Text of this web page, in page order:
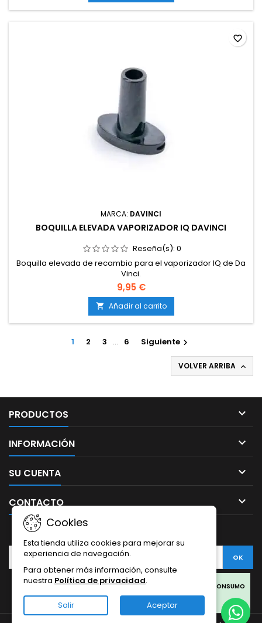
naturales.• Fácil de limpiar y mantener.• Garantiza la pureza
y...
MARCA: DAVINCI
BOQUILLA ELEVADA VAPORIZADOR IQ DAVINCI
Reseña(s): 0
Boquilla elevada de recambio para el vaporizador IQ de Da
Vinci.
9,95 €
 Añadir al carrito
favorite_border
1 2 3 … 6 Siguiente 
VOLVER ARRIBA 
PRODUCTOS 
INFORMACIÓN 
SU CUENTA 
CONTACTO 
Cookies
Esta tienda utiliza cookies para mejorar su
experiencia de navegación.
Para obtener más información, consulte
nuestra Política de privacidad.
Salir Aceptar
Facebook
Twitter
Rss LinkedIn
LOS PRODUCTOS SON SOLO PARA COLECCIONISMO Y NO PARA CONSUMO
LOS PRODUCTOS DE CBD OFERTADOS EN ESTA WEB PROVIENEN DEL